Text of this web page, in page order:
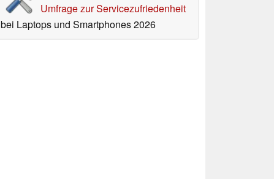
Umfrage zur Servicezufriedenheit
bei Laptops und Smartphones 2026